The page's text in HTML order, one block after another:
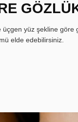
yüz şekline göre
elde edebilirsiniz.